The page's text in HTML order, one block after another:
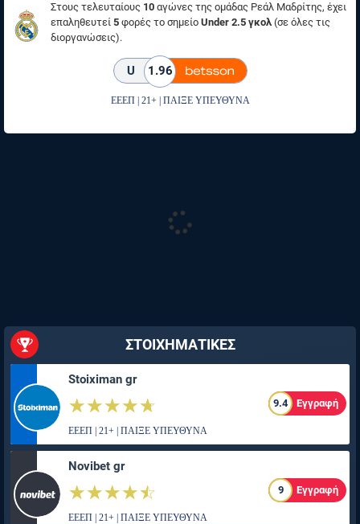
Στους τελευταίους 10 αγώνες της ομάδας Ρεάλ Μαδρίτης, έχει
επαληθευτεί 5 φορές το σημείο Under 2.5 γκολ (σε όλες τις
διοργανώσεις).
U 1.96
ΕΕΕΠ | 21+ | ΠΑΙΞΕ ΥΠΕΥΘΥΝΑ
ΣΤΟΙΧΗΜΑΤΙΚΕΣ
Stoiximan gr
☆☆☆☆☆
★★★★★ 9.4 Εγγραφή
ΕΕΕΠ | 21+ | ΠΑΙΞΕ ΥΠΕΥΘΥΝΑ
Novibet gr
☆☆☆☆☆
★★★★★ 9 Εγγραφή
ΕΕΕΠ | 21+ | ΠΑΙΞΕ ΥΠΕΥΘΥΝΑ